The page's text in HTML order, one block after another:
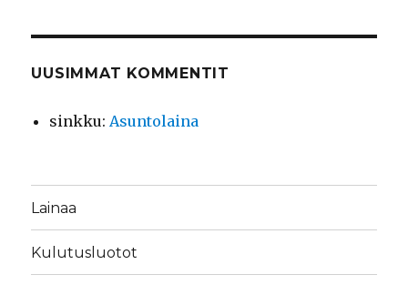
UUSIMMAT KOMMENTIT
sinkku:Asuntolaina
Lainaa
Kulutusluotot